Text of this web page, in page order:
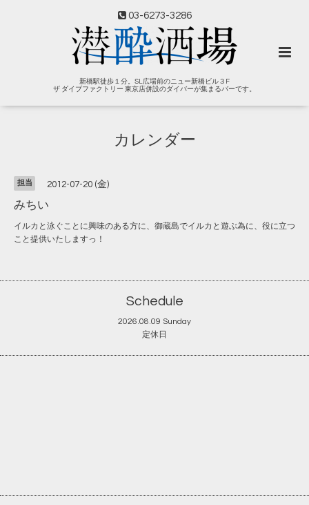
03-6273-3286
新橋駅徒歩１分。SL広場前のニュー新橋ビル３F
ザ ダイブファクトリー 東京店併設のダイバーが集まるバーです。
カレンダー
担当 2012-07-20 (金)
みちい
イルカと泳ぐことに興味のある方に、御蔵島でイルカと遊ぶ為に、役に立つ
こと提供いたしますっ！
Schedule
2026.08.09 Sunday
定休日